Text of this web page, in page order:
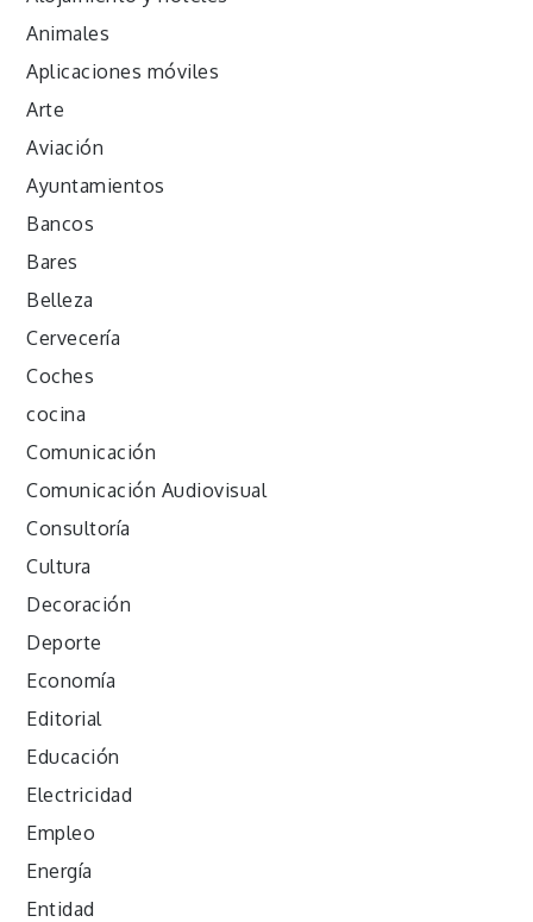
Animales
Aplicaciones móviles
Arte
Aviación
Ayuntamientos
Bancos
Bares
Belleza
Cervecería
Coches
cocina
Comunicación
Comunicación Audiovisual
Consultoría
Cultura
Decoración
Deporte
Economía
Editorial
Educación
Electricidad
Empleo
Energía
Entidad